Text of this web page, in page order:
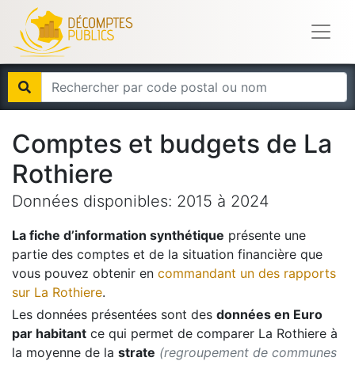
Comptes et budgets de La
Rothiere
Données disponibles: 2015 à 2024
La fiche d’information synthétique présente une
partie des comptes et de la situation financière que
vous pouvez obtenir en commandant un des rapports
sur La Rothiere.
Les données présentées sont des données en Euro
par habitant ce qui permet de comparer La Rothiere à
la moyenne de la strate (regroupement de communes